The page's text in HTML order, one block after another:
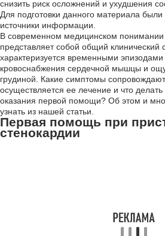
снизить риск осложнений и ухудшения
Для подготовки данного материала
источники информации.
В современном медицинском понимании
представляет собой общий клинический
характеризуется временными
кровоснабжения сердечной мышцы и
грудиной. Какие симптомы
осуществляется ее лечение и что
оказания первой помощи? Об этом и
узнать из нашей статьи.
Первая помощь при
стенокардии